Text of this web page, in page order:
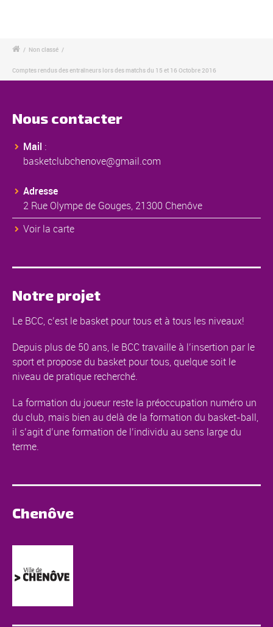
/ Non classé /
Comptes rendus des entraîneurs lors des matchs du 15 et 16 Octobre 2016
Nous contacter
Mail :
basketclubchenove@gmail.com
Adresse
2 Rue Olympe de Gouges, 21300 Chenôve
Voir la carte
Notre projet
Le BCC, c’est le basket pour tous et à tous les niveaux!
Depuis plus de 50 ans, le BCC travaille à l’insertion par le
sport et propose du basket pour tous, quelque soit le
niveau de pratique recherché.
La formation du joueur reste la préoccupation numéro un
du club, mais bien au delà de la formation du basket-ball,
il s’agit d’une formation de l’individu au sens large du
terme.
Chenôve